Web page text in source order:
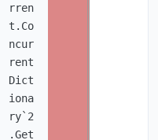
rren
t.Co
ncur
rent
Dict
iona
ry`2
.Get